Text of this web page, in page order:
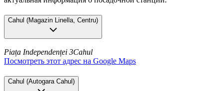
Cahul (Magazin Linella, Centru)
Piața Independenței 3Cahul
Посмотреть этот адрес на Google Maps
Cahul (Autogara Cahul )